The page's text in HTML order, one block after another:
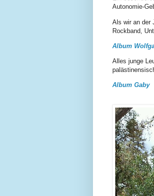
Autonomie-
Als wir an der
Rockband,
Album
Alles junge
Album Gaby